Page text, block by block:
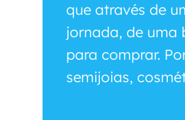
que através de
jornada, de uma
para comprar.
semijoias,